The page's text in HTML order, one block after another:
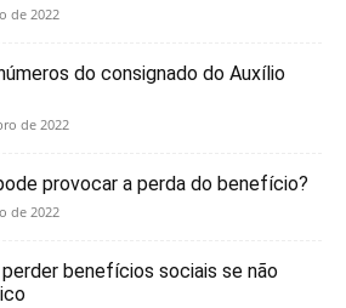
de 2022
do consignado do Auxílio
de 2022
provocar a perda do benefício?
de 2022
benefícios sociais se não